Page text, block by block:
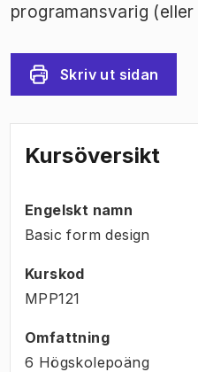
programansvarig
Skriv ut sidan
Kursöversikt
Engelskt namn
Basic form design
Kurskod
MPP121
Omfattning
6 Högskolepoäng